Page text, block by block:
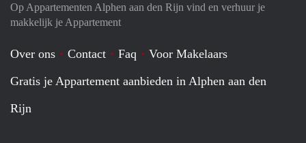
Op Appartementen Alphen aan den Rijn vind en verhuur je
makkelijk je Appartement
Over ons Contact Faq
Voor Makelaars
Gratis je Appartement aanbieden in Alphen aan den
Rijn